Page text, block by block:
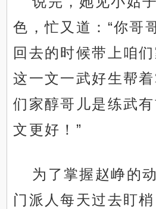
色，忙又道：“你哥
回去的时候带上咱
这一文一武好生帮
们家醇哥儿是练武
文更好！”
为了掌握赵峥的
门派人每天过去盯